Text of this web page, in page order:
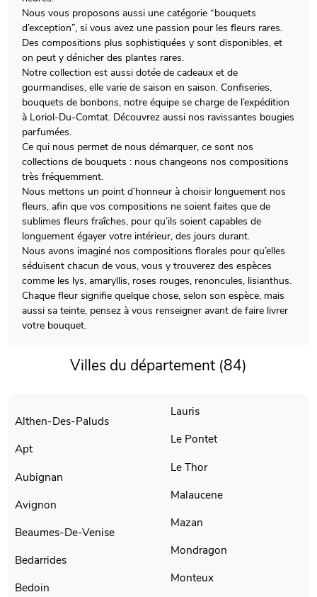
Nous vous proposons aussi une catégorie “bouquets
d’exception”, si vous avez une passion pour les fleurs rares.
Des compositions plus sophistiquées y sont disponibles, et
on peut y dénicher des plantes rares.
Notre collection est aussi dotée de cadeaux et de
gourmandises, elle varie de saison en saison. Confiseries,
bouquets de bonbons, notre équipe se charge de l’expédition
à Loriol-Du-Comtat. Découvrez aussi nos ravissantes bougies
parfumées.
Ce qui nous permet de nous démarquer, ce sont nos
collections de bouquets : nous changeons nos compositions
très fréquemment.
Nous mettons un point d’honneur à choisir longuement nos
fleurs, afin que vos compositions ne soient faites que de
sublimes fleurs fraîches, pour qu’ils soient capables de
longuement égayer votre intérieur, des jours durant.
Nous avons imaginé nos compositions florales pour qu’elles
séduisent chacun de vous, vous y trouverez des espèces
comme les lys, amaryllis, roses rouges, renoncules, lisianthus.
Chaque fleur signifie quelque chose, selon son espèce, mais
aussi sa teinte, pensez à vous renseigner avant de faire livrer
votre bouquet.
Villes du département (84)
Althen-Des-Paluds
Apt
Aubignan
Avignon
Beaumes-De-Venise
Bedarrides
Bedoin
Lauris
Le Pontet
Le Thor
Malaucene
Mazan
Mondragon
Monteux